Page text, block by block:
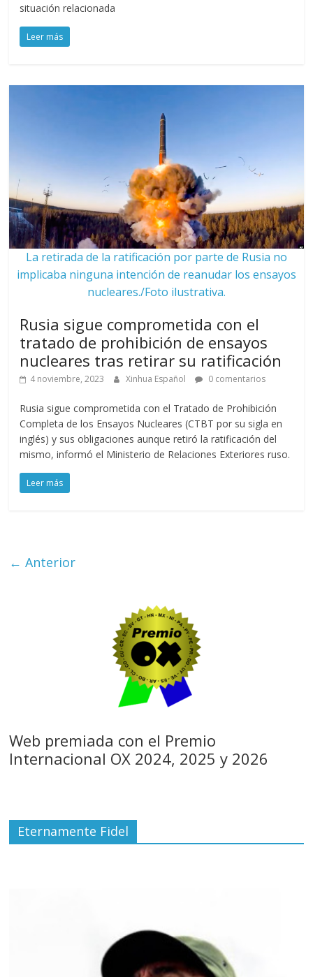
situación relacionada
Leer más
La retirada de la ratificación por parte de Rusia no
implicaba ninguna intención de reanudar los ensayos
nucleares./Foto ilustrativa.
Rusia sigue comprometida con el
tratado de prohibición de ensayos
nucleares tras retirar su ratificación
4 noviembre, 2023 Xinhua Español 0 comentarios
Rusia sigue comprometida con el Tratado de Prohibición
Completa de los Ensayos Nucleares (CTBT por su sigla en
inglés) y sus obligaciones aunque retiró la ratificación del
mismo, informó el Ministerio de Relaciones Exteriores ruso.
Leer más
← Anterior
Web premiada con el Premio
Internacional OX 2024, 2025 y 2026
Eternamente Fidel